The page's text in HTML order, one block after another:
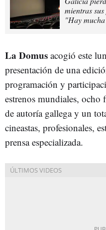
mientras
"Hay
La Domus acogió este
presentación de una
programación y
estrenos mundiales, ocho
de autoría gallega y un
cineastas, profesionales,
prensa especializada.